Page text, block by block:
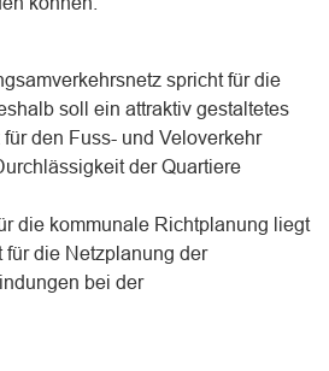
spricht für die
soll ein attraktiv gestaltetes
den Fuss- und Veloverkehr
der Quartiere
die kommunale Richtplanung liegt
die Netzplanung der
bei der